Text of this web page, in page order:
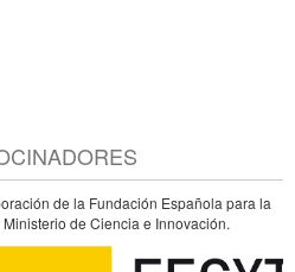
de la Fundación Española para la
de Ciencia e Innovación.